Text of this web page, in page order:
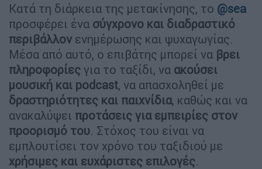
Κατά τη διάρκεια της μετακίνησης, το @sea
προσφέρει ένα σύγχρονο και διαδραστικό
περιβάλλον ενημέρωσης και ψυχαγωγίας.
Μέσα από αυτό, ο επιβάτης μπορεί να βρει
πληροφορίες για το ταξίδι, να ακούσει
μουσική και podcast, να απασχοληθεί με
δραστηριότητες και παιχνίδια, καθώς και να
ανακαλύψει προτάσεις για εμπειρίες στον
προορισμό του. Στόχος του είναι να
εμπλουτίσει τον χρόνο του ταξιδιού με
χρήσιμες και ευχάριστες επιλογές.